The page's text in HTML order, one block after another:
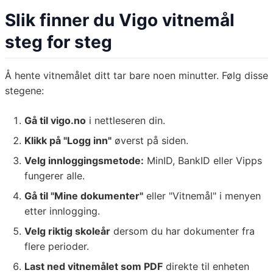
Slik finner du Vigo vitnemål
steg for steg
Å hente vitnemålet ditt tar bare noen minutter. Følg disse
stegene:
Gå til vigo.no i nettleseren din.
Klikk på "Logg inn" øverst på siden.
Velg innloggingsmetode: MinID, BankID eller Vipps
fungerer alle.
Gå til "Mine dokumenter" eller "Vitnemål" i menyen
etter innlogging.
Velg riktig skoleår dersom du har dokumenter fra
flere perioder.
Last ned vitnemålet som PDF direkte til enheten